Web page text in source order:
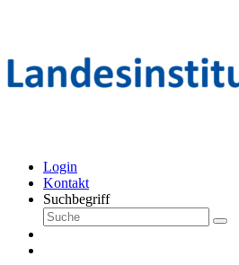
Login
Kontakt
Suchbegriff